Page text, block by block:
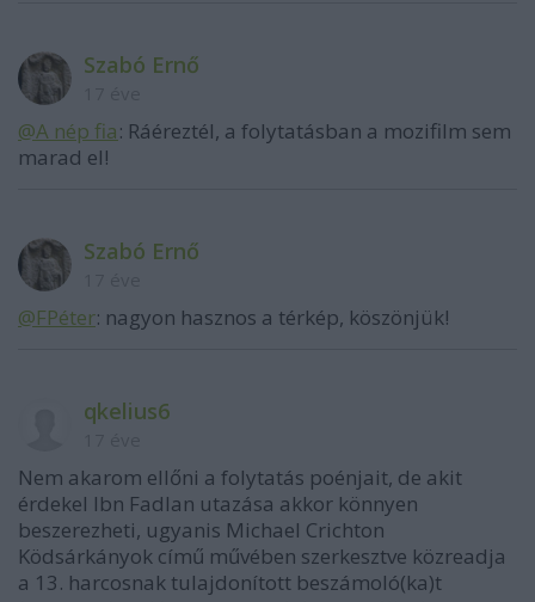
Szabó Ernő
@A nép fia: Ráéreztél, a folytatásban a mozifilm sem
marad el!
Szabó Ernő
@FPéter: nagyon hasznos a térkép, köszönjük!
qkelius6
Nem akarom ellőni a folytatás poénjait, de akit
érdekel Ibn Fadlan utazása akkor könnyen
beszerezheti, ugyanis Michael Crichton
Ködsárkányok című művében szerkesztve közreadja
a 13. harcosnak tulajdonított beszámoló(ka)t